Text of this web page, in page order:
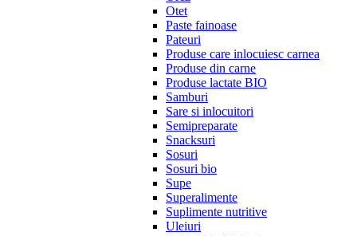
Otet
Paste fainoase
Pateuri
Produse care inlocuiesc carnea
Produse din carne
Produse lactate BIO
Samburi
Sare si inlocuitori
Semipreparate
Snacksuri
Sosuri
Sosuri bio
Supe
Superalimente
Suplimente nutritive
Uleiuri